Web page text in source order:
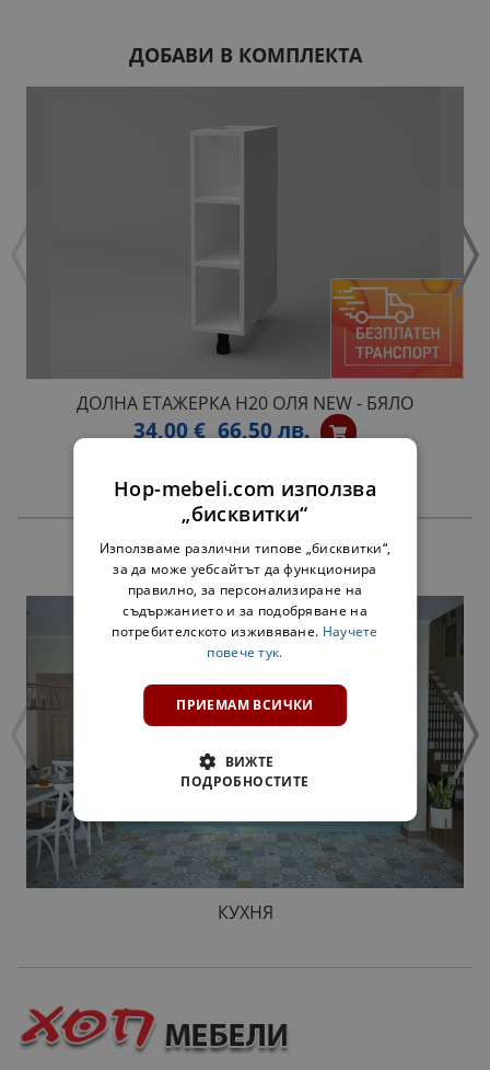
ДОБАВИ В КОМПЛЕКТА
ДОЛНА ЕТАЖЕРКА Н20 ОЛЯ NEW - БЯЛО
34,00 € 66,50 лв.
ПРОДУКТИ
КУХНЯ
Hop-mebeli.com използва
„бисквитки“
Използваме различни типове „бисквитки“,
за да може уебсайтът да функционира
правилно, за персонализиране на
съдържанието и за подобряване на
потребителското изживяване. Научете
повече тук.
ПРИЕМАМ ВСИЧКИ
ВИЖТЕ
ПОДРОБНОСТИТЕ